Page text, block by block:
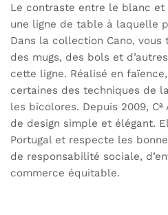
Le contraste entre le blanc et
une ligne de table à laquelle
Dans la collection Cano, vous
des mugs, des bols et
cette ligne. Réalisé en
certaines des techniques de
les bicolores. Depuis 2009,
de design simple et élégant.
Portugal et respecte les
de responsabilité sociale,
commerce équitable.